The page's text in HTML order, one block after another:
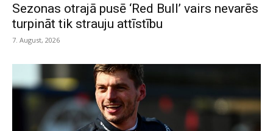
Sezonas otrajā pusē ‘Red Bull’ vairs nevarēs
turpināt tik strauju attīstību
7. August, 2026